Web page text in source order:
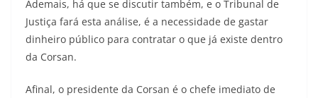
Ademais, há que se discutir também, e o Tribunal de
Justiça fará esta análise, é a necessidade de gastar
dinheiro público para contratar o que já existe dentro
da Corsan.
Afinal, o presidente da Corsan é o chefe imediato de